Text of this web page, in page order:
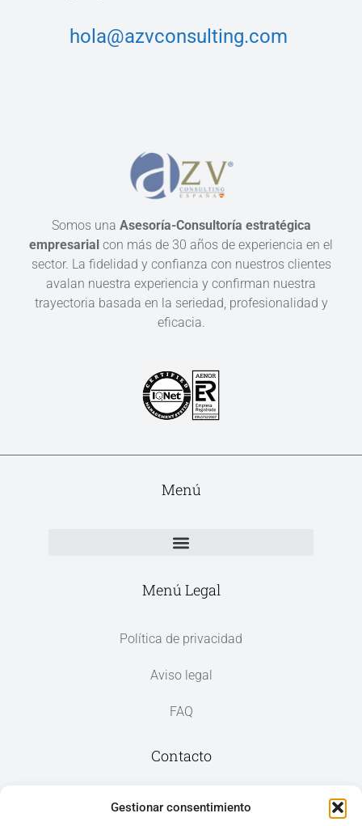
Gestionar consentimiento
hola@azvconsulting.com
Somos una Asesoría-Consultoría estratégica
empresarial con más de 30 años de experiencia en el
sector. La fidelidad y confianza con nuestros clientes
avalan nuestra experiencia y confirman nuestra
trayectoria basada en la seriedad, profesionalidad y
eficacia.
Menú
Menú Legal
Política de privacidad
Aviso legal
FAQ
Contacto
Av. del Mar, 59, 03187 Los Montesinos,